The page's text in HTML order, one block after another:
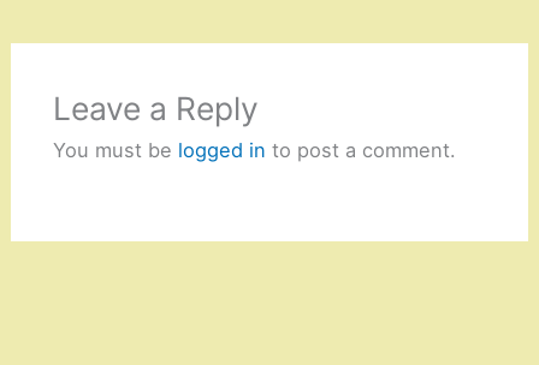
Leave a Reply
You must be logged in to post a comment.